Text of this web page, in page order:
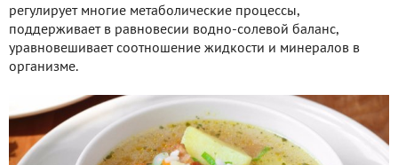
регулирует многие метаболические процессы,
поддерживает в равновесии водно-солевой баланс,
уравновешивает соотношение жидкости и минералов в
организме.